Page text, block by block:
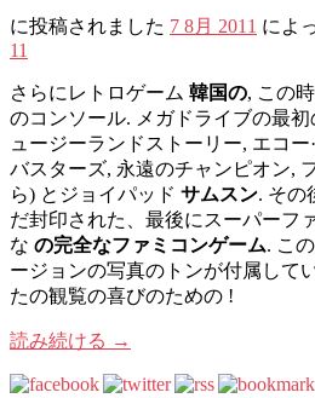
に投稿されました 7 8月 2011 によ
11
さらにレトロゲーム 韓国の, この
のコンソール. メガドライブの最
ュージーランドストーリー, エコー
バスターズ, 永遠のチャンピオン,
ら) とジョイパッド サムスン. その
だ封印された、最後にスーパーフ
な の完全なファミコンゲーム. こ
ージョンの写真のトンが付属して
たの観覧の喜びのための !
読み続ける →